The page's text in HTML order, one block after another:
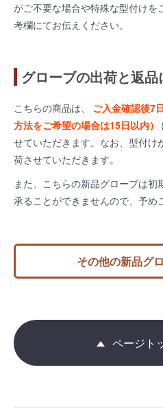
がご不要な場合や特殊な型付けを
考欄にてお伝えください。
グローブの出荷と返品
こちらの商品は、
ご入金確認後7
方法をご希望の場合は15日以内）
せていただきます。なお、型付け
荷させていただきます。
また、こちらの新品グローブは
承ることができませんので、予め
その他の新品グ
ページト